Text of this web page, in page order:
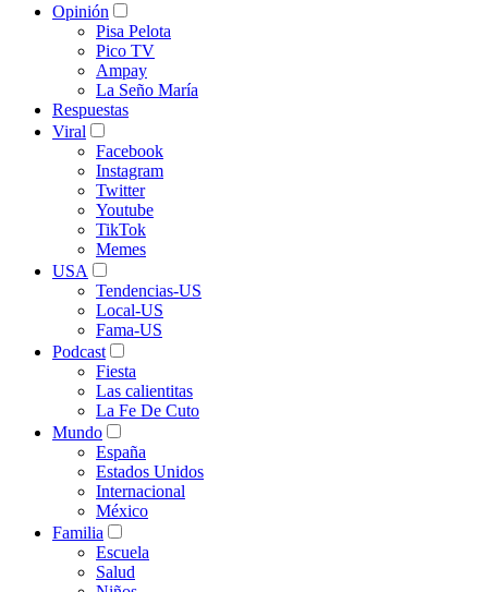
Opinión
Pisa Pelota
Pico TV
Ampay
La Seño María
Respuestas
Viral
Facebook
Instagram
Twitter
Youtube
TikTok
Memes
USA
Tendencias-US
Local-US
Fama-US
Podcast
Fiesta
Las calientitas
La Fe De Cuto
Mundo
España
Estados Unidos
Internacional
México
Familia
Escuela
Salud